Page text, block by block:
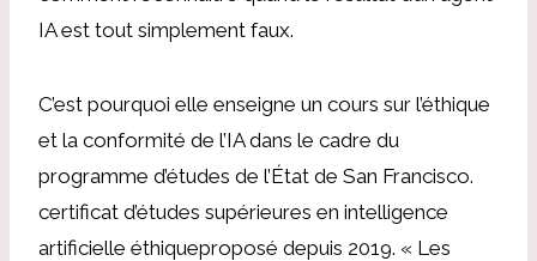
IA est tout simplement faux.
C’est pourquoi elle enseigne un cours sur l’éthique
et la conformité de l’IA dans le cadre du
programme d’études de l’État de San Francisco.
certificat d’études supérieures en intelligence
artificielle éthiqueproposé depuis 2019. « Les